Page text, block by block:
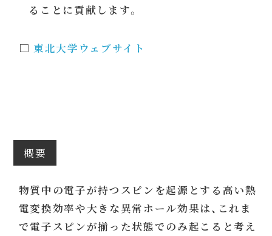
ることに貢献します。
□ 東北大学ウェブサイト
概要
物質中の電子が持つスピンを起源とする高い熱
電変換効率や大きな異常ホール効果は、これま
で電子スピンが揃った状態でのみ起こると考え